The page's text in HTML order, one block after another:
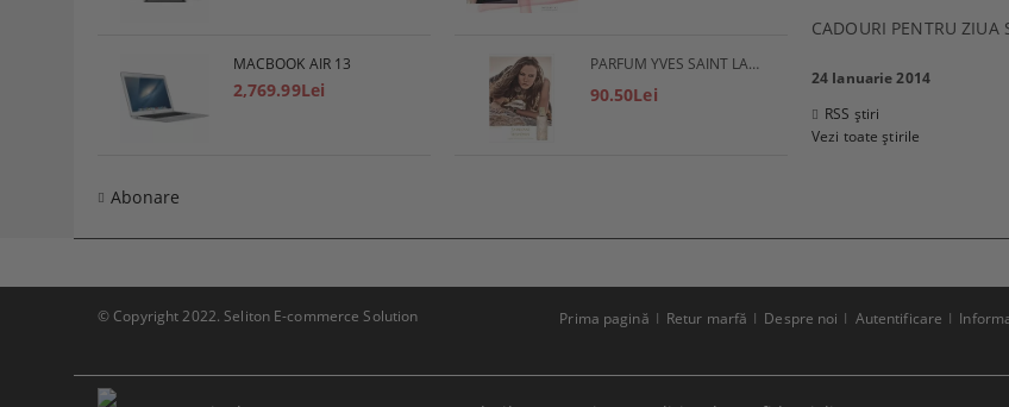
MACBOOK AIR 13
2,769.99Lei
Abonare
PARFUM YVES SAINT LAURENT SAHARIENNE
90.50Lei
CADOURI PENTRU ZIUA
24 Ianuarie 2014
RSS știri
Vezi toate știrile
© Copyright 2022. Seliton E-commerce Solution Prima pagină Retur marfă Despre noi Autentificare